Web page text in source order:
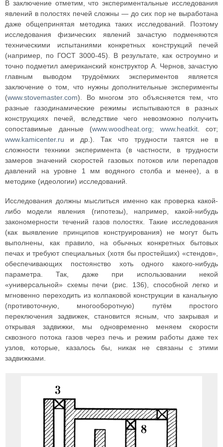
В заключение отметим, что экспериментальные исследования
явлений в полостях печей сложны — до сих пор не выработана
даже общепринятая методика таких исследований. Поэтому
исследования физических явлений зачастую подменяются
техническими испытаниями конкретных конструкций печей
(например, по ГОСТ 3000-45). В результате, как остроумно и
точно подметил американский конструктор А. Чернов, зачастую
главным выводом трудоёмких экспериментов является
заключение о том, что нужны дополнительные эксперименты
(www.stovemaster.com). Во многом это объясняется тем, что
разные газодинамические режимы испытываются в разных
конструкциях печей, вследствие чего невозможно получить
сопоставимые данные (www.woodheat.org; www.heatkit. сот;
www.kamicenter.ru и др.). Так что трудности таятся не в
сложности техники эксперимента (в частности, в трудности
замеров значений скоростей газовых потоков или перепадов
давлений на уровне 1 мм водяного столба и менее), а в
методике (идеологии) исследований.
Исследования должны мыслиться именно как проверка какой-
либо модели явления (гипотезы), например, какой-нибудь
закономерности течений газов полостях. Такие исследования
(как выявление принципов конструирования) не могут быть
выполнены, как правило, на обычных конкретных бытовых
печах и требуют специальных (хотя бы простейших) «стендов»,
обеспечивающих постоянство хоть одного какого-нибудь
параметра. Так, даже при использовании некой
«универсальной» схемы печи (рис. 136), способной легко и
мгновенно переходить из колпаковой конструкции в канальную
(противоточную, многооборотную) путём простого
переключения задвижек, становится ясным, что закрывая и
открывая задвижки, мы одновременно меняем скорости
сквозного потока газов через печь и режим работы даже тех
узлов, которые, казалось бы, никак не связаны с этими
задвижками.